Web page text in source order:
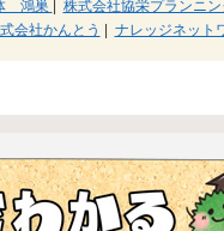
鴻巣
株式会社協栄プランニン
会社かんとう ナレッジネット